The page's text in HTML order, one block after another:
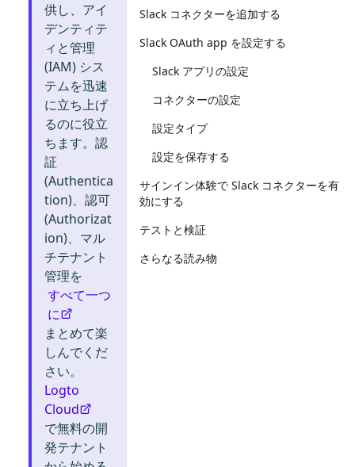
供し、アイ
デンティテ
ィと管理
(IAM) シス
テムを迅速
に立ち上げ
るのに役立
ちます。認
証
(Authentica
tion)、認可
(Authorizat
ion)、マル
チテナント
管理を
すべて一つ
に
まとめて楽
しんでくだ
さい。
Logto
Cloud
で無料の開
発テナント
Slack コネクターを追加する
Slack OAuth app を設定する
Slack アプリの設定
コネクターの設定
設定タイプ
設定を保存する
サインイン体験で Slack コネクターを有
効にする
テストと検証
さらなる読み物